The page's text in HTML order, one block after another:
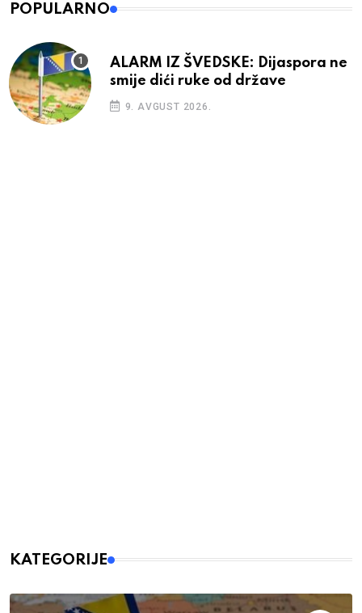
POPULARNO
ALARM IZ ŠVEDSKE: Dijaspora ne
smije dići ruke od države
9. AVGUST 2026.
KATEGORIJE